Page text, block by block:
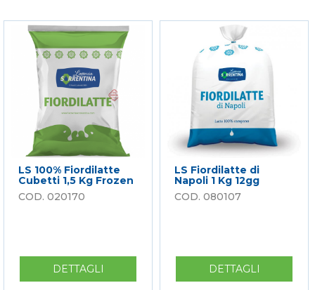
1
KG.X4
IN
ACQUA
GG.
FETTE
KG
FROZEN
LS 100% Fiordilatte
Cubetti 1,5 Kg Frozen
020170
DETTAGLI
LS
LS Fiordilatte di
Napoli 1 Kg 12gg
080107
DETTAGLI
LS